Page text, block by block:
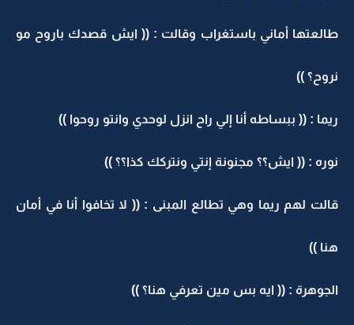
طالعتها أماني باستغراب وقالت : (( ايش قصدك باروح مو
نروح؟ ))
ريما : (( ببساطه أنا إلي راح انزل لوحدي وانتو روحوا ))
نوره : (( ايش؟؟ مجنونة إنتي ونتركك كذا؟؟ ))
قالت لهم ريما وهي تطالع المبنى : (( لا تخافوا أنا في أمان
هنا ))
الجوهرة : (( ايه بس مين تعرفي هنا؟ ))